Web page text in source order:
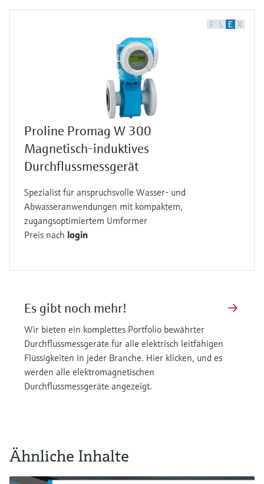
F L E X
Proline Promag W 300
Magnetisch-induktives
Durchflussmessgerät
Spezialist für anspruchsvolle Wasser- und
Abwasseranwendungen mit kompaktem,
zugangsoptimiertem Umformer
Preis nach login
Es gibt noch mehr!
Wir bieten ein komplettes Portfolio bewährter
Durchflussmessgeräte für alle elektrisch leitfähigen
Flüssigkeiten in jeder Branche. Hier klicken, und es
werden alle elektromagnetischen
Durchflussmessgeräte angezeigt.
Ähnliche Inhalte